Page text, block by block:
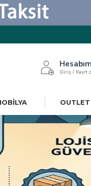
Hesabım
Giriş / Kayıt
OUTLET